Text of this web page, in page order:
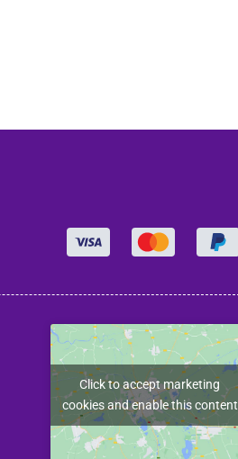
Click to accept marketing
cookies and enable this content